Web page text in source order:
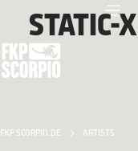
FKP SCORPIO.DE ARTISTS
STATIC-X